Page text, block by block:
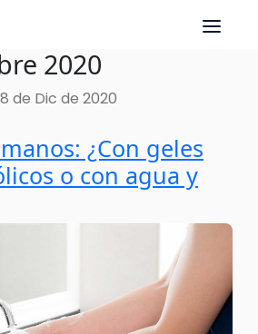
2020
de Dic de 2020
¿Con geles
o con agua y